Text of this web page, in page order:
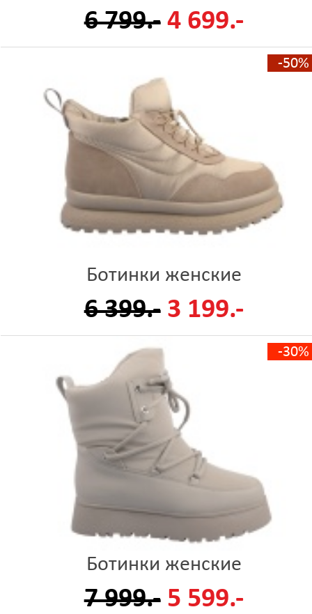
6 799.- 4 699.-
-50%
Ботинки женские
6 399.- 3 199.-
-30%
Ботинки женские
7 999.- 5 599.-